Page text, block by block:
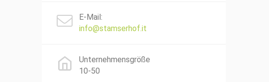
E-Mail:
info@stamserhof.it
Unternehmensgröße
10-50